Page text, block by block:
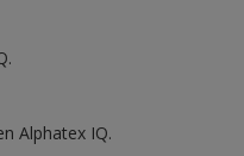
Alphatex IQ.